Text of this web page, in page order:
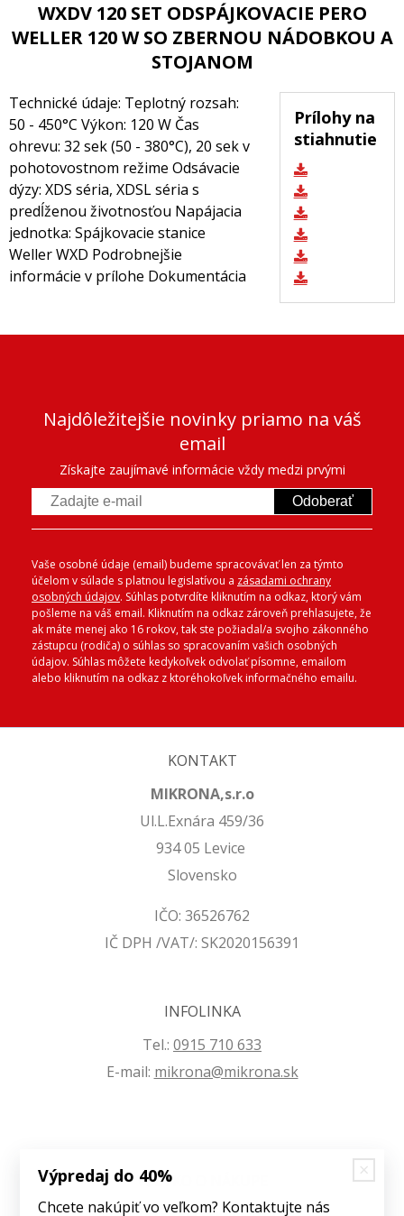
WXDV 120 SET ODSPÁJKOVACIE PERO
WELLER 120 W SO ZBERNOU NÁDOBKOU A
STOJANOM
Prílohy na
stiahnutie
Technické údaje: Teplotný rozsah:
50 - 450°C Výkon: 120 W Čas
ohrevu: 32 sek (50 - 380°C), 20 sek v
pohotovostnom režime Odsávacie
dýzy: XDS séria, XDSL séria s
predĺženou životnosťou Napájacia
jednotka: Spájkovacie stanice
Weller WXD Podrobnejšie
informácie v prílohe Dokumentácia
Najdôležitejšie novinky priamo na váš
email
Získajte zaujímavé informácie vždy medzi prvými
Odoberať
Vaše osobné údaje (email) budeme spracovávať len za týmto
účelom v súlade s platnou legislatívou a zásadami ochrany
osobných údajov. Súhlas potvrdíte kliknutím na odkaz, ktorý vám
pošleme na váš email. Kliknutím na odkaz zároveň prehlasujete, že
ak máte menej ako 16 rokov, tak ste požiadal/a svojho zákonného
zástupcu (rodiča) o súhlas so spracovaním vašich osobných
údajov. Súhlas môžete kedykoľvek odvolať písomne, emailom
alebo kliknutím na odkaz z ktoréhokoľvek informačného emailu.
KONTAKT
MIKRONA,s.r.o
Ul.L.Exnára 459/36
934 05 Levice
Slovensko
IČO: 36526762
IČ DPH /VAT/: SK2020156391
INFOLINKA
Tel.: 0915 710 633
E-mail: mikrona@mikrona.sk
VŠETKO O NÁKUPE
Výpredaj do 40%
Chcete nakúpiť vo veľkom? Kontaktujte nás